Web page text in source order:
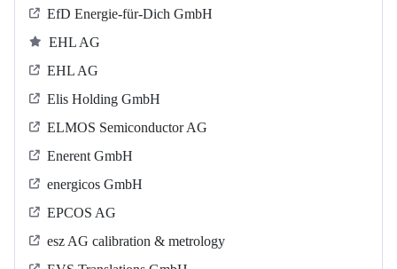
EfD Energie-für-Dich GmbH
EHL AG
EHL AG
Elis Holding GmbH
ELMOS Semiconductor AG
Enerent GmbH
energicos GmbH
EPCOS AG
esz AG calibration & metrology